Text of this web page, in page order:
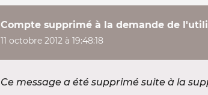
Compte supprimé à la demande de
11 octobre 2012 à 19:48:18
Ce message a été supprimé suite à la